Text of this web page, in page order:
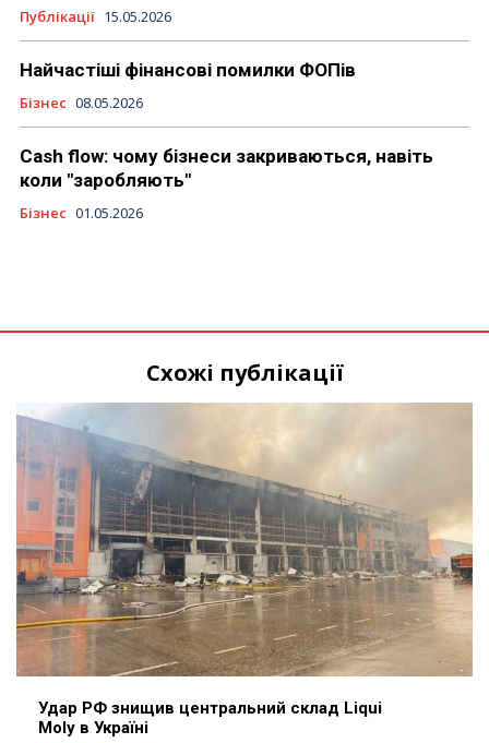
Публікації 15.05.2026
Найчастіші фінансові помилки ФОПів
Бізнес 08.05.2026
Cash flow: чому бізнеси закриваються, навіть
коли "заробляють"
Бізнес 01.05.2026
Схожі публікації
Удар РФ знищив центральний склад Liqui
Moly в Україні